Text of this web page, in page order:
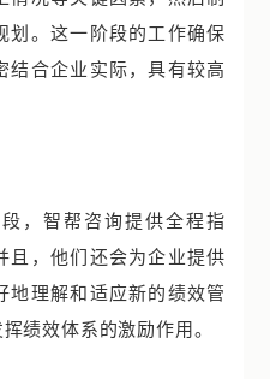
划。这一阶段的工作确保
结合企业实际，具有较高
，智帮咨询提供全程指
且，他们还会为企业提供
地理解和适应新的绩效管
绩效体系的激励作用。